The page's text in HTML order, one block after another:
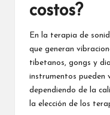
costos?
En la terapia de
que generan
tibetanos, gongs y
instrumentos pueden
dependiendo de la
la elección de los